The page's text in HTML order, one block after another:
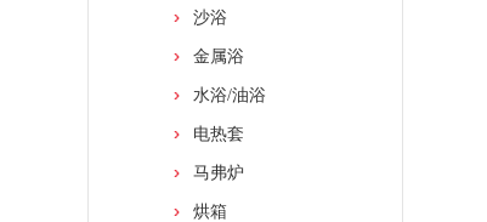
沙浴
金属浴
水浴/油浴
电热套
马弗炉
烘箱